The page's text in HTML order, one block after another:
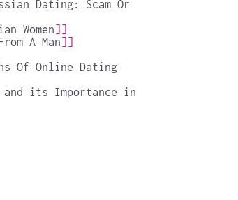
Dating: Scam Or
Women]]
A Man]]
Of Online Dating
and its Importance in